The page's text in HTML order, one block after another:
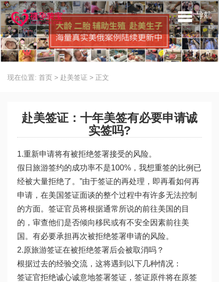
导航
现在位置: 首页 > 赴美签证 > 正文
赴美签证：十年美签有必要申请诚
实签吗?
1.重新申请将有被拒绝签署接受的风险。
假日旅游签约的成功率不是100%，我想重签的比例已
经被大量拒绝了。”由于签证的再处理，即再看如何再
申请，在美国签证面谈的整个过程中有许多无法控制
的方面。签证官员将根据通常所说的前往美国的目
的，审查他们是否倾向移民或有不安全因素前往美
国。有必要承担再次被拒绝签署申请的风险。
2.原旅游签证在被拒绝签署后会被取消吗？
根据过去的经验交流，这将遇到以下几种情况：
签证官拒绝诚心诚意地签署签证，签证原件将在原签